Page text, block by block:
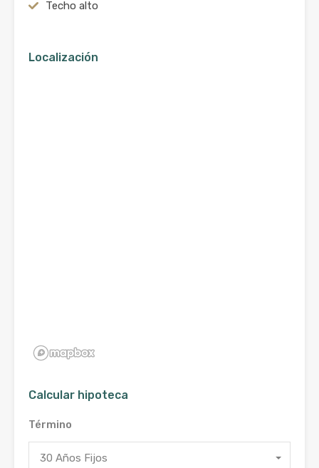
Techo alto
Localización
Calcular hipoteca
Término
30 Años Fijos